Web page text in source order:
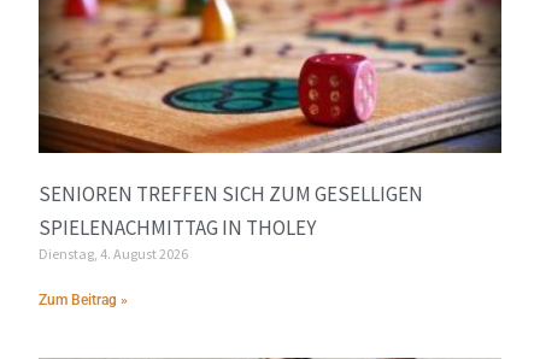
SENIOREN TREFFEN SICH ZUM GESELLIGEN
SPIELENACHMITTAG IN THOLEY
Dienstag, 4. August 2026
Zum Beitrag »